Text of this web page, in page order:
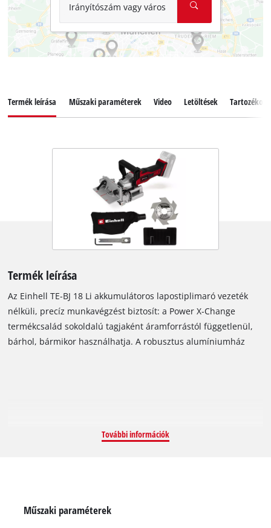
Irányítószám vagy város
Termék leírása Műszaki paraméterek Video Letöltések Tartozékok
Termék leírása
Az Einhell TE-BJ 18 Li akkumulátoros lapostiplimaró vezeték
nélküli, precíz munkavégzést biztosít: a Power X-Change
termékcsalád sokoldalú tagjaként áramforrástól függetlenül,
bárhol, bármikor használhatja. A robusztus alumíniumház
és nélkülözhetetlen segítőtárssá teszik a készüléket. A
lapostiplimarót csatlakoztathatja az Einhell száraz-nedves
További információk
Műszaki paraméterek